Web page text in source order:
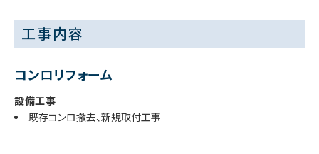
工事内容
コンロリフォーム
設備工事
既存コンロ撤去、新規取付工事